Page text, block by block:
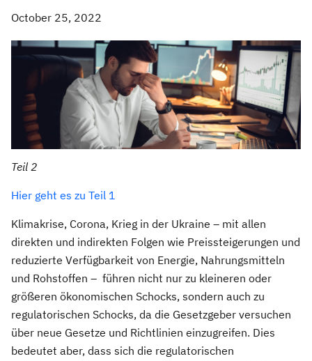
October 25, 2022
Teil 2
Hier geht es zu Teil 1
Klimakrise, Corona, Krieg in der Ukraine – mit allen
direkten und indirekten Folgen wie Preissteigerungen und
reduzierte Verfügbarkeit von Energie, Nahrungsmitteln
und Rohstoffen – führen nicht nur zu kleineren oder
größeren ökonomischen Schocks, sondern auch zu
regulatorischen Schocks, da die Gesetzgeber versuchen
über neue Gesetze und Richtlinien einzugreifen. Dies
bedeutet aber, dass sich die regulatorischen